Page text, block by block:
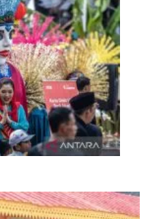
dan kota global